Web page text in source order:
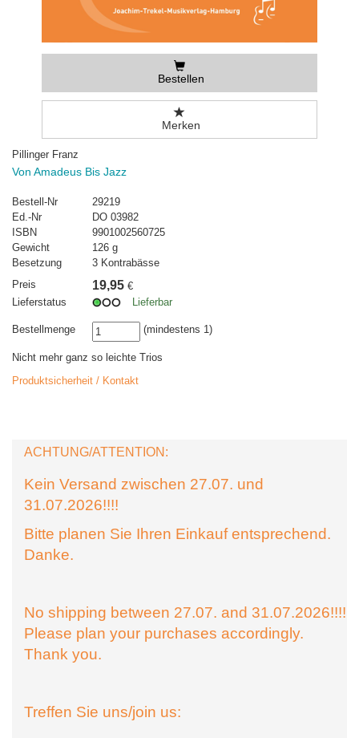
Bestellen
Merken
Pillinger Franz
Von Amadeus Bis Jazz
Bestell-Nr
29219
Ed.-Nr
DO 03982
ISBN
9901002560725
Gewicht
126 g
Besetzung
3 Kontrabässe
Preis
19,95 €
Lieferstatus
Lieferbar
Bestellmenge (mindestens 1)
Nicht mehr ganz so leichte Trios
Produktsicherheit / Kontakt
ACHTUNG/ATTENTION:
Kein Versand zwischen 27.07. und
31.07.2026!!!!
Bitte planen Sie Ihren Einkauf entsprechend.
Danke.
No shipping between 27.07. and 31.07.2026!!!!
Please plan your purchases accordingly.
Thank you.
Treffen Sie uns/join us: